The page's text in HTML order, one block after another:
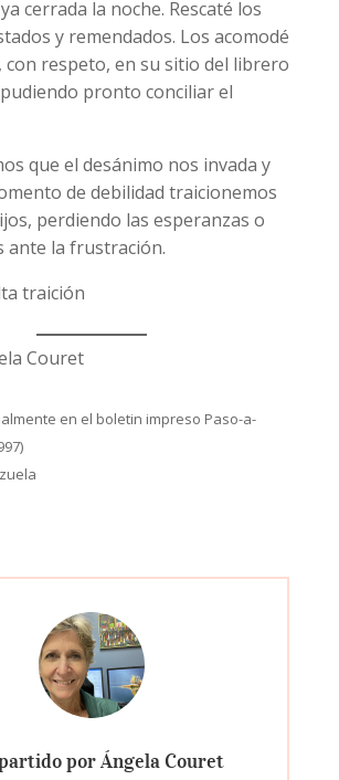
cerrada la noche. Rescaté los
y remendados. Los acomodé
con respeto, en su sitio del librero
pronto conciliar el
que el desánimo nos invada y
de debilidad traicionemos
perdiendo las esperanzas o
ante la frustración.
traición
Couret
en el boletin impreso Paso-a-
por Ángela Couret